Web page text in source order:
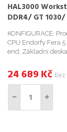
HAL3000
DDR4/ GT 1030/
KONFIGURACE:
CPU Endorfy Fera
end; Základní
Beast...
24 689Kč bez